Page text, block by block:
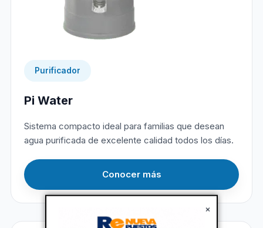
×
Purificador
Pi Water
Sistema compacto ideal para familias que desean
agua purificada de excelente calidad todos los días.
Conocer más